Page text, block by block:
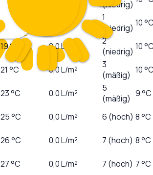
(niedrig)
15 °C L/m²
1
(niedrig) 10
19°C 0,0L/m²
2
(niedrig) 10
21 °C 0,0L/m²
3
(mäßig) 10
23°C 0,0L/m²
5
(mäßig) 9 °C
25°C 0,0L/m² 6 (hoch) 8 °C
26°C 0,0L/m² 7 (hoch) 8 °C
27°C 0,0L/m² 7 (hoch) 7 °C